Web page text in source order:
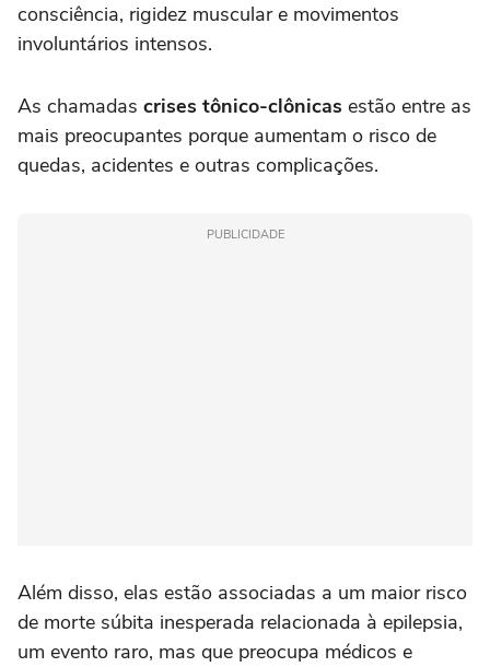
consciência, rigidez muscular e movimentos
involuntários intensos.
As chamadas crises tônico-clônicas estão entre as
mais preocupantes porque aumentam o risco de
quedas, acidentes e outras complicações.
PUBLICIDADE
Além disso, elas estão associadas a um maior risco
de morte súbita inesperada relacionada à epilepsia,
um evento raro, mas que preocupa médicos e